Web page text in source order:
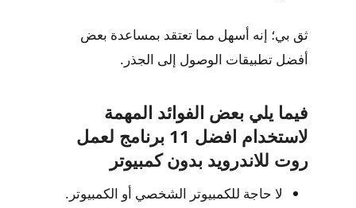
ثق بي؛ إنه أسهل مما تعتقد بمساعدة بعض
أفضل تطبيقات الوصول إلى الجذر.
فيما يلي بعض الفوائد المهمة
لاستخدام افضل 11 برنامج لعمل
روت للاندرويد بدون كمبيوتر
لا حاجة للكمبيوتر الشخصي أو الكمبيوتر.